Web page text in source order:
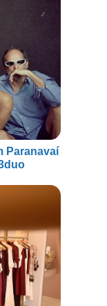
Paranavaí